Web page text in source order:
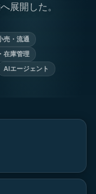
展開した。
売・流通
在庫管理
AIエージェント